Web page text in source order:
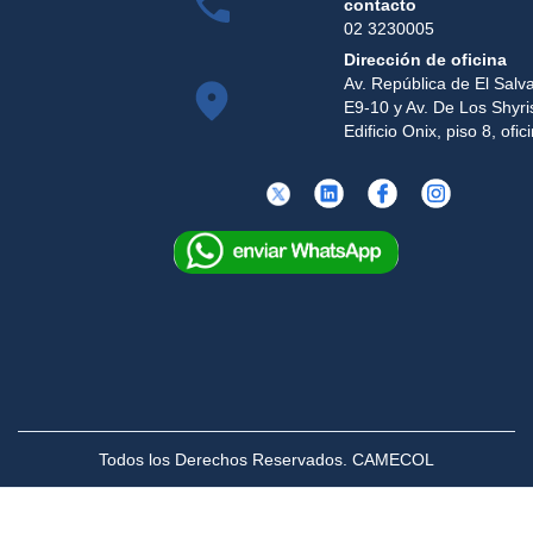
contacto
02 3230005
Dirección de oficina
Av. República de El
E9-10 y Av. De Los
Edificio Onix, piso 8,
Todos los Derechos Reservados. CAMECOL